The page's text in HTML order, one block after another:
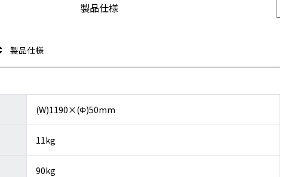
製品仕様
製品仕様
(W)1190×(Φ)50mm
11kg
90kg